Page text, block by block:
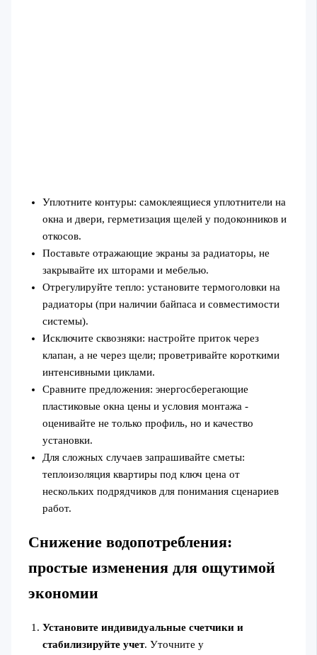
Уплотните контуры: самоклеящиеся уплотнители на
окна и двери, герметизация щелей у подоконников и
откосов.
Поставьте отражающие экраны за радиаторы, не
закрывайте их шторами и мебелью.
Отрегулируйте тепло: установите термоголовки на
радиаторы (при наличии байпаса и совместимости
системы).
Исключите сквозняки: настройте приток через
клапан, а не через щели; проветривайте короткими
интенсивными циклами.
Сравните предложения: энергосберегающие
пластиковые окна цены и условия монтажа -
оценивайте не только профиль, но и качество
установки.
Для сложных случаев запрашивайте сметы:
теплоизоляция квартиры под ключ цена от
нескольких подрядчиков для понимания сценариев
работ.
Снижение водопотребления:
простые изменения для ощутимой
экономии
Установите индивидуальные счетчики и
стабилизируйте учет. Уточните у